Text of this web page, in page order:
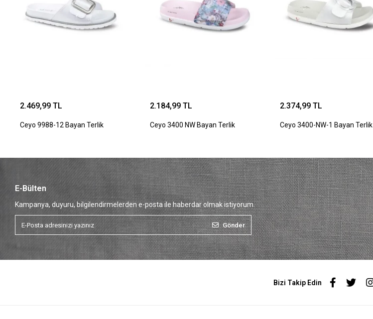
2.469,99 TL
Ceyo 9988-12 Bayan Terlik
2.184,99 TL
Ceyo 3400 NW Bayan Terlik
2.374,99 TL
Ceyo 3400-NW-1 Bayan Terlik
E-Bülten
Kampanya, duyuru, bilgilendirmelerden e-posta ile haberdar olmak istiyorum.
Gönder
Bizi Takip Edin